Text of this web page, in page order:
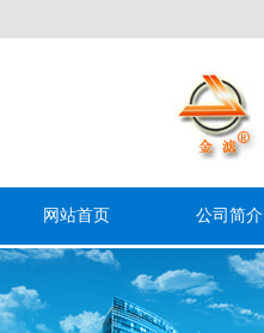
网站首页 公司简介